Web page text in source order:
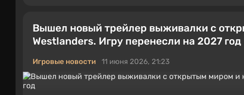
Вышел новый трейлер выживалки с
Westlanders. Игру перенесли на 2027 год
Игровые новости 11 июня 2026, 21:23